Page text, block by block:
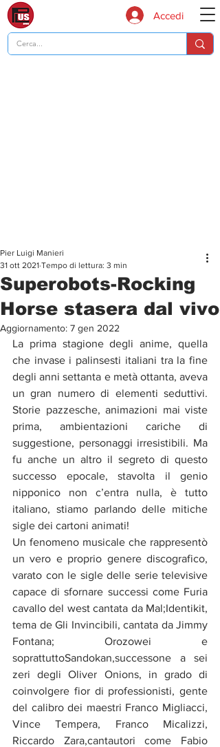
Accedi
Superobots-Rocking
Horse stasera dal vivo
Pier Luigi Manieri
31 ott 2021 Tempo di lettura: 3 min
Aggiornamento: 7 gen 2022
La prima stagione degli anime, quella
che invase i palinsesti italiani tra la fine
degli anni settanta e metà ottanta, aveva
un gran numero di elementi seduttivi.
Storie pazzesche, animazioni mai viste
prima, ambientazioni cariche di
suggestione, personaggi irresistibili. Ma
fu anche un altro il segreto di questo
successo epocale, stavolta il genio
nipponico non c’entra nulla, è tutto
italiano, stiamo parlando delle mitiche
sigle dei cartoni animati!
Un fenomeno musicale che rappresentò
un vero e proprio genere discografico,
varato con le sigle delle serie televisive
capace di sfornare successi come Furia
cavallo del west cantata da Mal;Identikit,
tema de Gli Invincibili, cantata da Jimmy
Fontana; Orozowei e
soprattuttoSandokan,successone a sei
zeri degli Oliver Onions, in grado di
coinvolgere fior di professionisti, gente
del calibro dei maestri Franco Migliacci,
Vince Tempera, Franco Micalizzi,
Riccardo Zara,cantautori come Fabio